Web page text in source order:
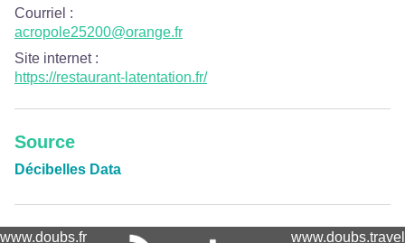
Courriel :
acropole25200@orange.fr
Site internet:
https://restaurant-latentation.fr/
Source
Décibelles Data
www.doubs.fr www.doubs.travel